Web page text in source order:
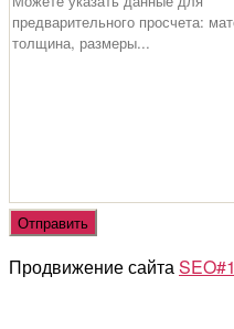
Продвижение сайтаSEO#1